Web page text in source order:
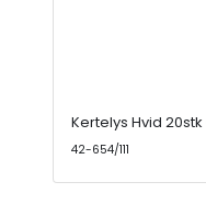
Kertelys Hvid 20stk
42-654/111